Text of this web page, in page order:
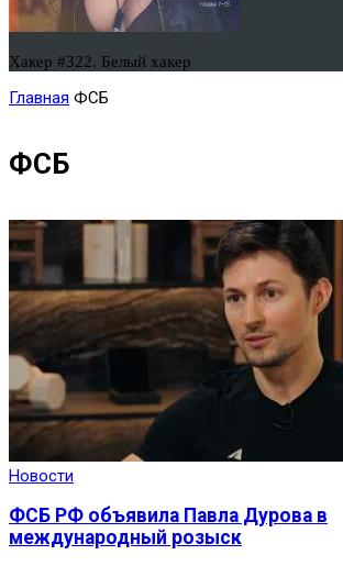
Хакер #322. Белый хакер
Главная ФСБ
ФСБ
Новости
ФСБ РФ объявила Павла Дурова в
международный розыск